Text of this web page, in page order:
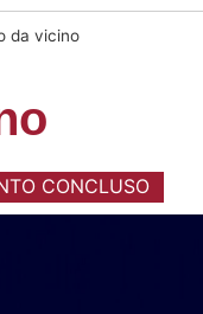
da vicino
CONCLUSO